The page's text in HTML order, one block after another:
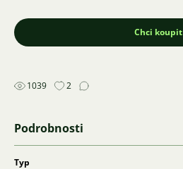
Chci koupit
1039 2
Podrobnosti
Typ